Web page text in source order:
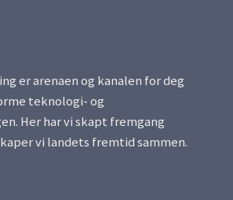
er arenaen og kanalen for deg
teknologi- og
Her har vi skapt fremgang
vi landets fremtid sammen.